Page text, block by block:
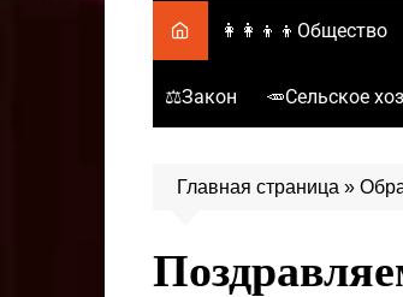
👩‍👩‍👦‍👦Общество
⚖️Закон 🥕Сельское
Главная страница »